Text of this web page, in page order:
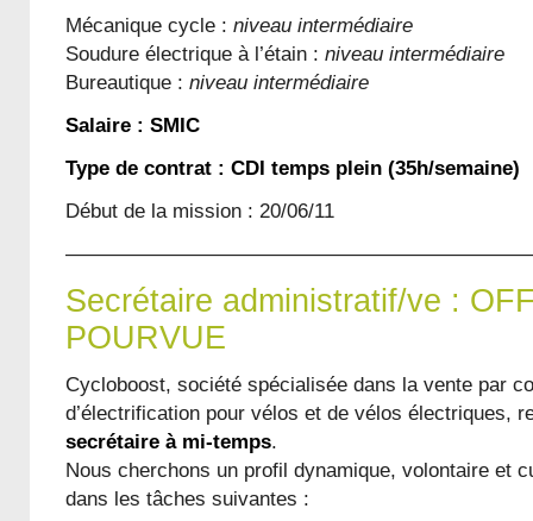
Mécanique cycle : niveau intermédiaire
Soudure électrique à l’étain : niveau intermédiaire
Bureautique : niveau intermédiaire
Salaire : SMIC
Type de contrat : CDI temps plein (35h/semaine)
Début de la mission : 20/06/11
Secrétaire administratif/ve :
POURVUE
Cycloboost, société spécialisée dans la vente par
d’électrification pour vélos et de vélos électriques,
secrétaire à mi-temps.
Nous cherchons un profil dynamique, volontaire et
dans les tâches suivantes :